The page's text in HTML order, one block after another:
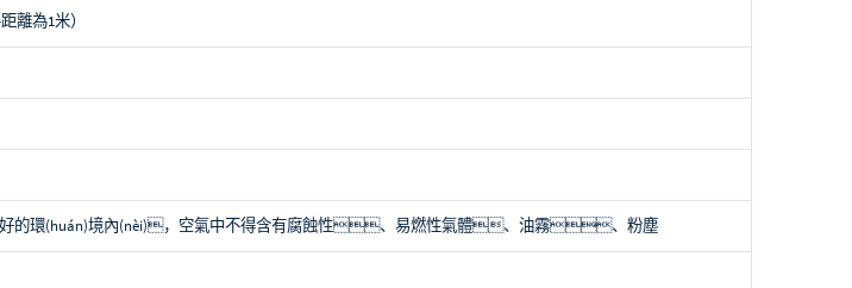
離為1米）
好的環(huán)境內(nèi)，空氣中不得含有腐蝕性、易燃性氣體、油霧、粉塵